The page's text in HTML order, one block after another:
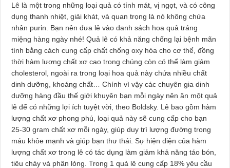
Lê là một trong những loại quả có tính mát, vị ngọt, và có công
dụng thanh nhiệt, giải khát, và quan trọng là nó không chứa
nhân purin. Bạn nên đưa lê vào danh sách hoa quả tráng
miệng hàng ngày nhé! Quả lê có khả năng chống lại bệnh mãn
tính bằng cách cung cấp chất chống oxy hóa cho cơ thể, đồng
thời hàm lượng chất xơ cao trong chúng còn có thể làm giảm
cholesterol, ngoài ra trong loại hoa quả này chứa nhiều chất
dinh dưỡng, khoáng chất… Chính vì vậy các chuyên gia dinh
dưỡng hàng đầu thế giới khuyên bạn mỗi ngày nên ăn một quả
lê để có những lợi ích tuyệt vời, theo Boldsky. Lê bao gồm hàm
lượng chất xơ phong phú, loại quả này sẽ cung cấp cho bạn
25-30 gram chất xơ mỗi ngày, giúp duy trì lượng đường trong
máu khỏe mạnh và giúp bạn thư thái. Sự hiện diện của hàm
lượng chất xơ trong lê có tác dụng làm giảm khả năng táo bón,
tiêu chảy và phân lỏng. Trong 1 quả lê cung cấp 18% yêu cầu